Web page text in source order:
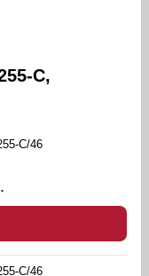
C,
C/46
C/46